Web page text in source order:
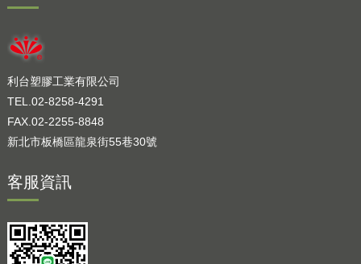
利台塑膠工業有限公司
TEL.02-8258-4291
FAX.02-2255-8848
新北市板橋區龍泉街55巷30號
客服資訊